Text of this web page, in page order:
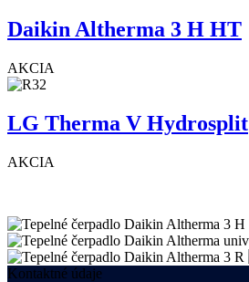
Daikin Altherma 3 H HT
AKCIA
LG Therma V Hydrosplit
AKCIA
Kontaktné údaje